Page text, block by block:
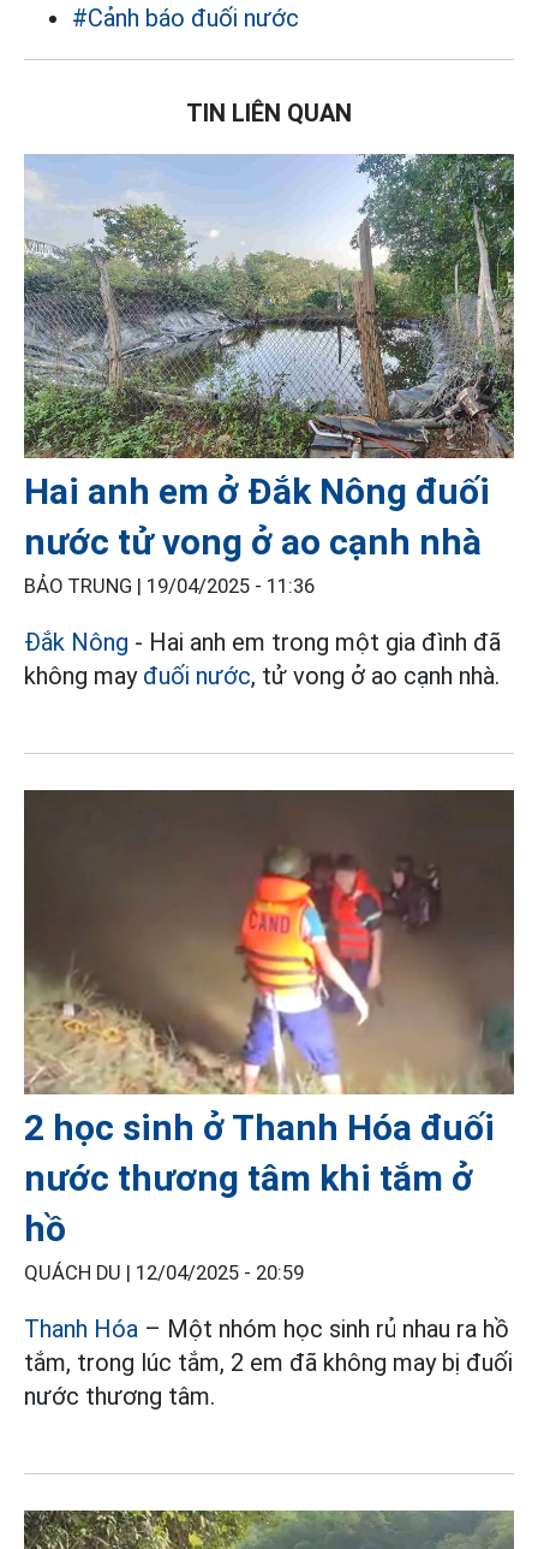
#Cảnh báo đuối nước
TIN LIÊN QUAN
Hai anh em ở Đắk Nông đuối
nước tử vong ở ao cạnh nhà
BẢO TRUNG | 19/04/2025 - 11:36
Đắk Nông - Hai anh em trong một gia đình đã
không may đuối nước, tử vong ở ao cạnh nhà.
2 học sinh ở Thanh Hóa đuối
nước thương tâm khi tắm ở
hồ
QUÁCH DU | 12/04/2025 - 20:59
Thanh Hóa – Một nhóm học sinh rủ nhau ra hồ
tắm, trong lúc tắm, 2 em đã không may bị đuối
nước thương tâm.